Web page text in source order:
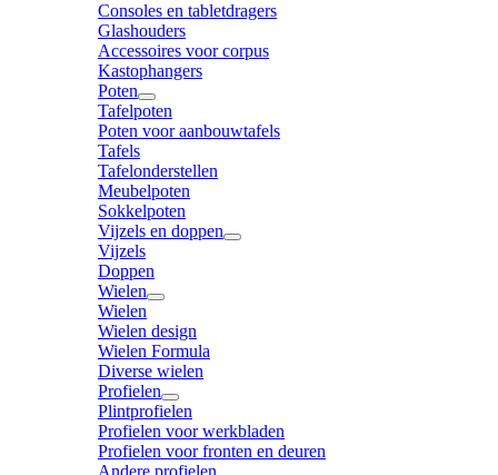
Consoles en tabletdragers
Glashouders
Accessoires voor corpus
Kastophangers
Poten
Tafelpoten
Poten voor aanbouwtafels
Tafels
Tafelonderstellen
Meubelpoten
Sokkelpoten
Vijzels en doppen
Vijzels
Doppen
Wielen
Wielen
Wielen design
Wielen Formula
Diverse wielen
Profielen
Plintprofielen
Profielen voor werkbladen
Profielen voor fronten en deuren
Andere profielen